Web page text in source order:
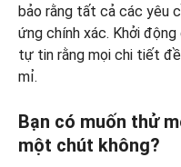
bảo rằng tất cả các yêu
ứng chính xác. Khởi
tự tin rằng mọi chi tiết
mỉ.
Bạn có muốn thử
một chút không?